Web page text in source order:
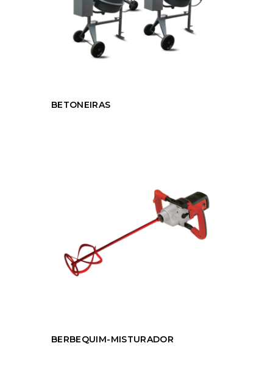
BETONEIRAS
BERBEQUIM-MISTURADOR